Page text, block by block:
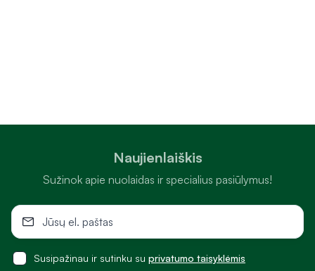
Naujienlaiškis
Sužinok apie nuolaidas ir specialius pasiūlymus!
Susipažinau ir sutinku su privatumo taisyklėmis